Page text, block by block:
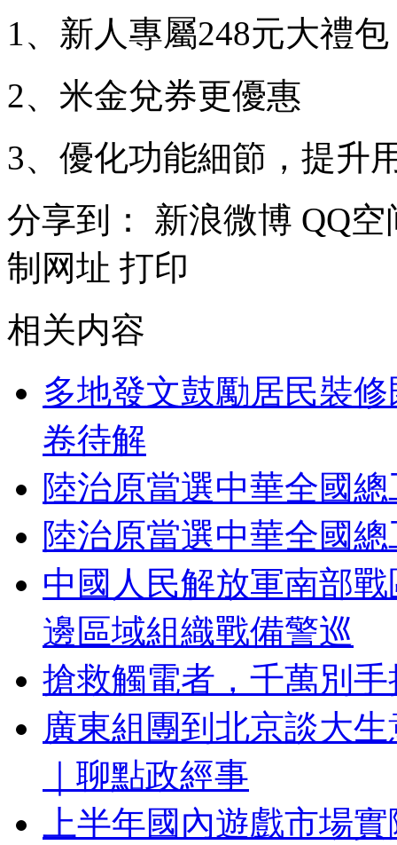
1、新人專屬248元大禮包
2、米金兌券更優惠
3、優化功能細節，提升
分享到：
新浪微博 QQ空
制网址 打印
相关内容
多地發文鼓勵居民裝
卷待解
陸治原當選中華全國
陸治原當選中華全國
中國人民解放軍南部
邊區域組織戰備警巡
搶救觸電者，千萬別
廣東組團到北京談大
｜聊點政經事
上半年國內遊戲市場